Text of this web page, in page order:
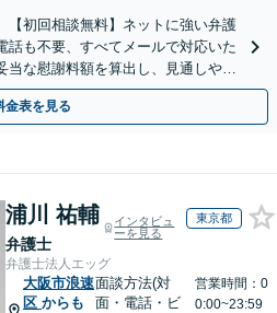
【初回相談無料】ネットに強い弁護
話も不要、すべてメールで対応いた
当な慰謝料額を算出し、見通しや費
しサポートします。
金表を見る
浦川 祐輔
弁護士
インタビュ
ーを見る
東京都
弁護士法人エッグ
大阪市浪速
区 からも
面談方法(対
面・電話・ビ
営業時間：0
0:00~23:59